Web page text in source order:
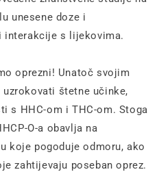
unesene doze i
interakcije s lijekovima.
oprezni! Unatoč svojim
uzrokovati štetne učinke,
s HHC-om i THC-om. Stoga
O-a obavlja na
koje pogoduje odmoru, ako
zahtijevaju poseban oprez.